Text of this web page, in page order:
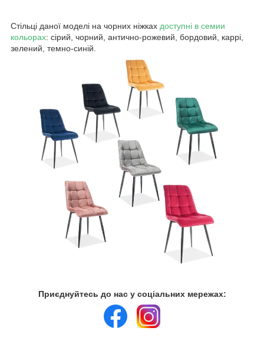
Стільці даної моделі на чорних ніжках доступні в семии
кольорах: сірий, чорний, антично-рожевий, бордовий, каррі,
зелений, темно-синій.
Приєднуйтесь до нас у соціальних мережах: